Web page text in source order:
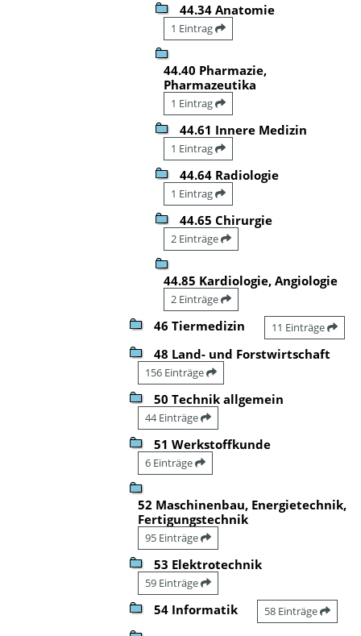
44.34 Anatomie
1 Eintrag
44.40 Pharmazie,
Pharmazeutika
1 Eintrag
44.61 Innere Medizin
1 Eintrag
44.64 Radiologie
1 Eintrag
44.65 Chirurgie
2 Einträge
44.85 Kardiologie, Angiologie
2 Einträge
46 Tiermedizin 11 Einträge
48 Land- und Forstwirtschaft
156 Einträge
50 Technik allgemein
44 Einträge
51 Werkstoffkunde
6 Einträge
52 Maschinenbau, Energietechnik,
Fertigungstechnik
95 Einträge
53 Elektrotechnik
59 Einträge
54 Informatik 58 Einträge